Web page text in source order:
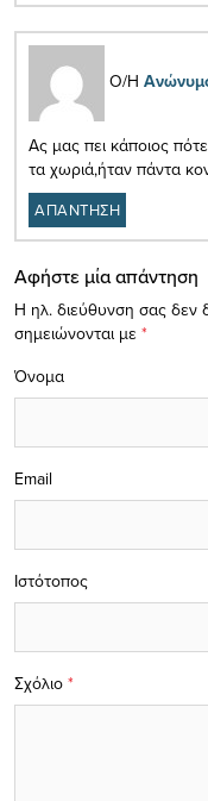
Ο/Η
Ας μας πει κάποιος
τα χωριά,ήταν πάντα
ΑΠΑΝΤΗΣΗ
Αφήστε μία απάντηση
Η ηλ. διεύθυνση σας δεν
σημειώνονται με *
Σχόλιο *
Όνομα
Email
Ιστότοπος